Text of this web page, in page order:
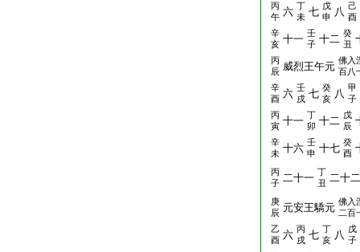
丙
午 六 丁
未 七 戊
申 八 己
酉
辛
亥 十一 壬
子 十二 癸
丑
丙
辰 威烈王午元 佛入
百八
辛
酉 六 壬
戌 七 癸
亥 八 甲
子
丙
寅 十一 丁
卯 十二 戊
辰
辛
未 十六 壬
申 十七 癸
酉
丙
子 二十一 丁
丑 二十二
庚
辰 元安王驕元 佛入
二百
乙
酉 六 丙
戌 七 丁
亥 八 戊
子